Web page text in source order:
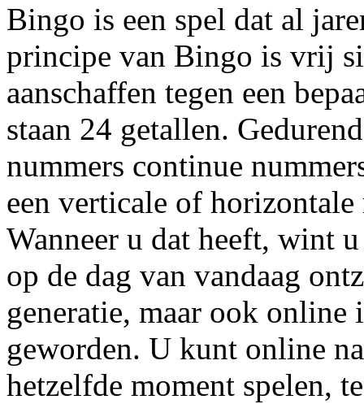
Bingo is een spel dat al
principe van Bingo is vrij
aanschaffen tegen een
staan 24 getallen.
nummers continue
een verticale of
Wanneer u dat heeft, wint
op de dag van vandaag
generatie, maar ook online
geworden. U kunt online
hetzelfde moment spelen,